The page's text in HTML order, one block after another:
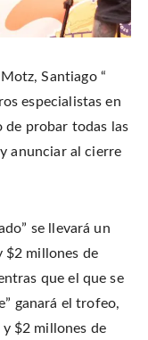
Santiago “
especialistas en
de probar todas las
anunciar al cierre
se llevará un
$2 millones de
que el que se
ganará el trofeo,
$2 millones de